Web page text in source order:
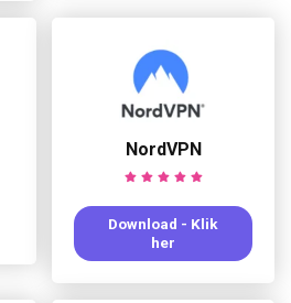
NordVPN
Download - Klik
her